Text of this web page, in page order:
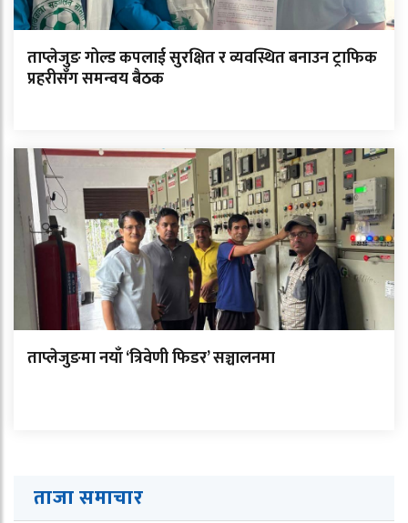
ताप्लेजुङ गोल्ड कपलाई सुरक्षित र व्यवस्थित बनाउन ट्राफिक
प्रहरीसँग समन्वय बैठक
ताप्लेजुङमा नयाँ ‘त्रिवेणी फिडर’ सञ्चालनमा
ताजा समाचार